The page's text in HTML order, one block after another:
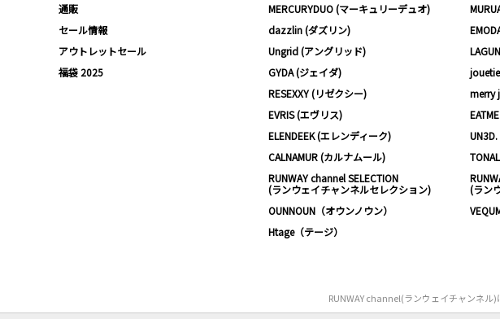
通販
セール情報
アウトレットセール
福袋 2025
MERCURYDUO (マーキュリーデュオ)
dazzlin (ダズリン)
Ungrid (アングリッド)
GYDA (ジェイダ)
RESEXXY (リゼクシー)
merry
EVRIS (エヴリス)
ELENDEEK (エレンディーク)
CALNAMUR (カルナムール)
RUNWAY channel SELECTION
(ランウェイチャンネルセレクション)
(ラン
OUNNOUN（オウンノウン）
Htage（テージ）
RUNWAY channel(ランウェイチャンネル)